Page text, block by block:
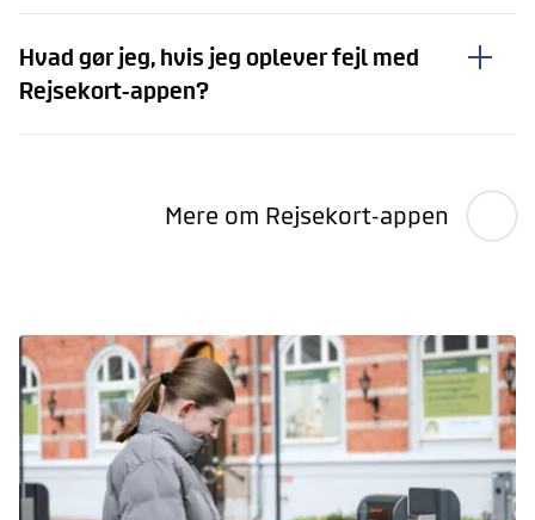
Hvad gør jeg, hvis jeg oplever fejl med
Rejsekort-appen?
Mere om Rejsekort-appen